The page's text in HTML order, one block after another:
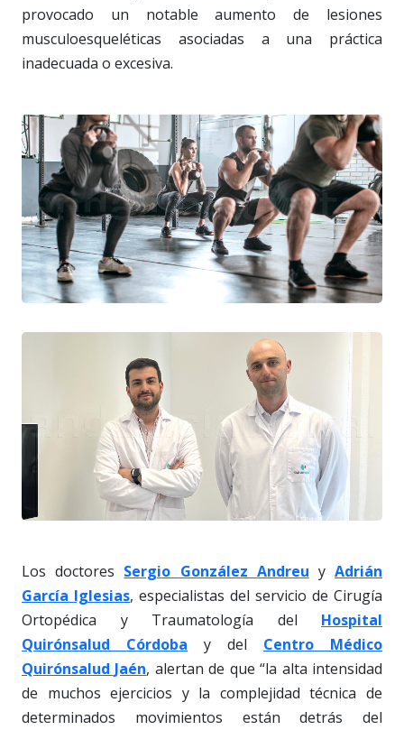
provocado un notable aumento de lesiones
musculoesqueléticas asociadas a una práctica
inadecuada o excesiva.
Los doctores Sergio González Andreu yAdrián
García Iglesias, especialistas del servicio de Cirugía
Ortopédica y Traumatología del Hospital
Quirónsalud Córdoba y del Centro Médico
Quirónsalud Jaén, alertan de que “la alta intensidad
de muchos ejercicios y la complejidad técnica de
determinados movimientos están detrás del